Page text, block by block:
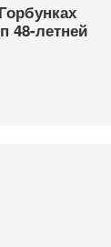
48-летней